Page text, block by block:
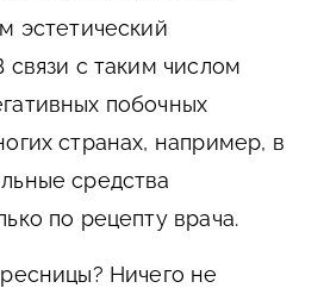
эстетический
связи с таким числом
побочных
странах, например, в
средства
по рецепту врача.
Ничего не